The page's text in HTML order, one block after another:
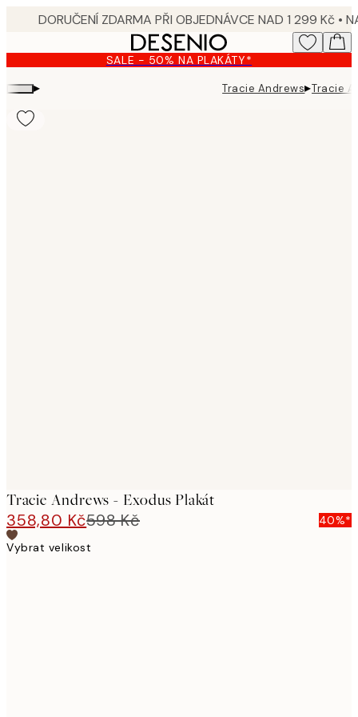
content.
SALE - 50% NA PLAKÁTY*
▸ Tracie Andrews▸Tracie
Tracie Andrews - Exodus Plakát
358,80 Kč598 Kč
40%*
Vybrat velikost